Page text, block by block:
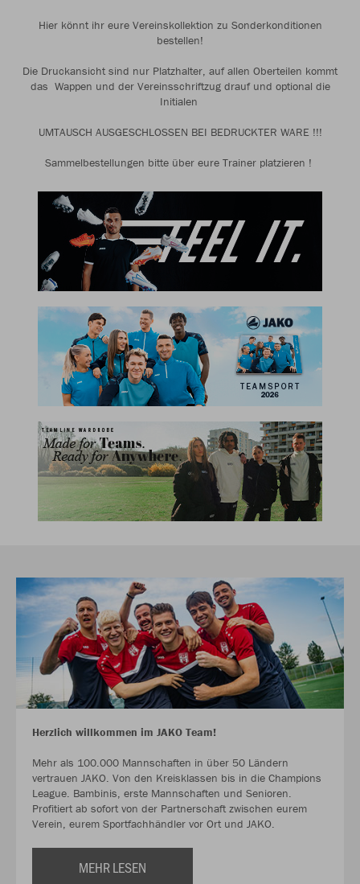
Hier könnt ihr eure Vereinskollektion zu Sonderkonditionen
bestellen!
Die Druckansicht sind nur Platzhalter, auf allen Oberteilen kommt
das Wappen und der Vereinsschriftzug drauf und optional die
Initialen
UMTAUSCH AUSGESCHLOSSEN BEI BEDRUCKTER WARE !!!
Sammelbestellungen bitte über eure Trainer platzieren !
Herzlich willkommen im JAKO Team!
Mehr als 100.000 Mannschaften in über 50 Ländern
vertrauen JAKO. Von den Kreisklassen bis in die Champions
League. Bambinis, erste Mannschaften und Senioren.
Profitiert ab sofort von der Partnerschaft zwischen eurem
Verein, eurem Sportfachhändler vor Ort und JAKO.
MEHR LESEN